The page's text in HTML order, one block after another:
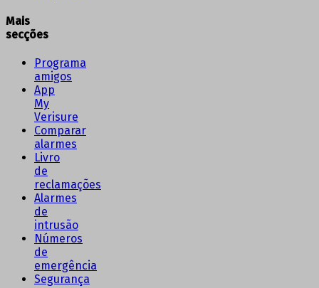
Mais
secções
Programa
amigos
App
My
Verisure
Comparar
alarmes
Livro
de
reclamações
Alarmes
de
intrusão
Números
de
emergência
Segurança